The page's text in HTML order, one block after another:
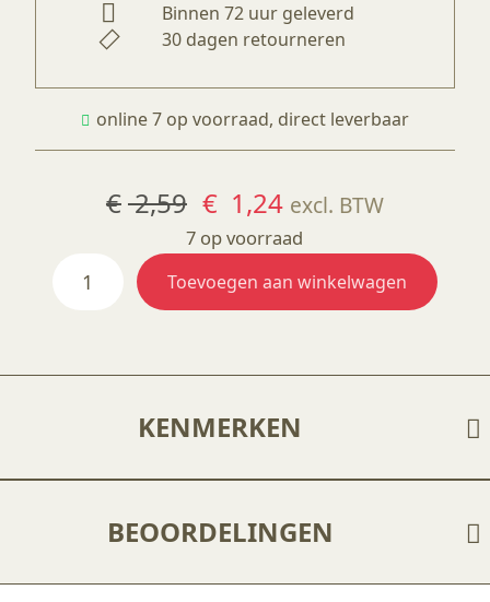
Binnen 72 uur geleverd
30 dagen retourneren
online 7 op voorraad, direct leverbaar
€2,59 Oorspronkelijke
prijs
was:
€ 2,59.
€ 1,24Huidige
prijs
is:
€ 1,24.
excl. BTW
7 op voorraad
2137
Toevoegen aan winkelwagen
KENMERKEN
BEOORDELINGEN